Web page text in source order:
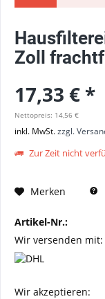
Zoll
17,33 € *
Nettopreis: 14,56 €
inkl. MwSt.zzgl.
Zur Zeit nicht
Merken
Artikel-Nr.:
Wir versenden mit:
Wir akzeptieren: